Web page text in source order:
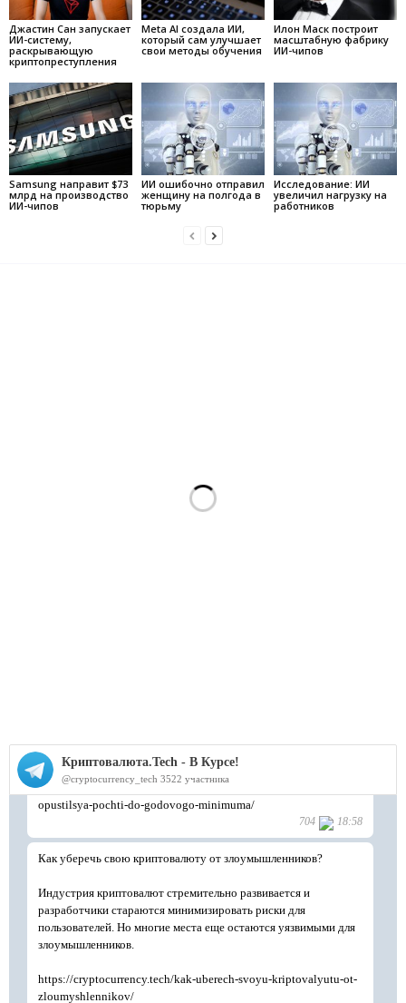
Джастин Сан запускает
ИИ-систему,
раскрывающую
криптопреступления
Meta AI создала ИИ,
который сам улучшает
свои методы обучения
Илон Маск построит
масштабную фабрику
ИИ-чипов
Samsung направит $73
млрд на производство
ИИ-чипов
ИИ ошибочно отправил
женщину на полгода в
тюрьму
Исследование: ИИ
увеличил нагрузку на
работников